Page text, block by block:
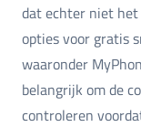
dat echter niet het
opties voor gratis
waaronder
belangrijk om de
controleren